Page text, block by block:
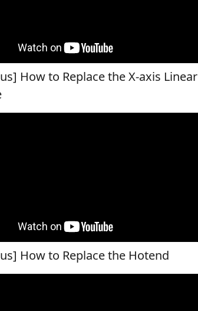
How to Replace the X-axis Linear
How to Replace the Hotend